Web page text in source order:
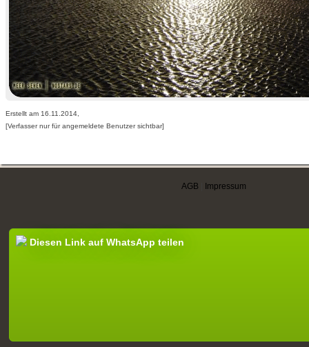
Erstellt am 16.11.2014,
[Verfasser nur für angemeldete Benutzer sichtbar]
AGB Impressum
Diesen Link auf WhatsApp teilen